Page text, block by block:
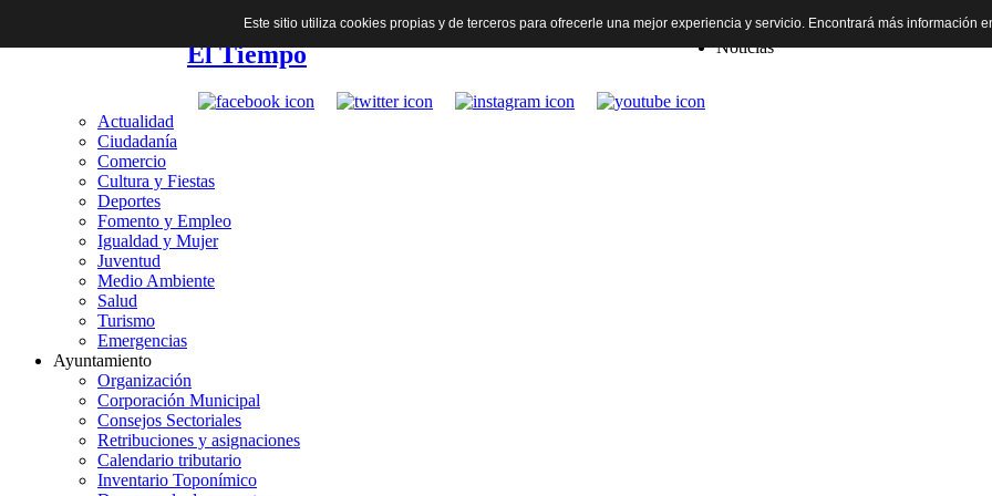
El Tiempo
Inicio
Noticias
Actualidad
Ciudadanía
Comercio
Cultura y Fiestas
Deportes
Fomento y Empleo
Igualdad y Mujer
Juventud
Medio Ambiente
Salud
Turismo
Emergencias
Ayuntamiento
Organización
Corporación Municipal
Consejos Sectoriales
Retribuciones y asignaciones
Calendario tributario
Inventario Toponímico
Este sitio utiliza cookies propias y de terceros para ofrecerle una mejor experiencia y servicio. Encontrará más información